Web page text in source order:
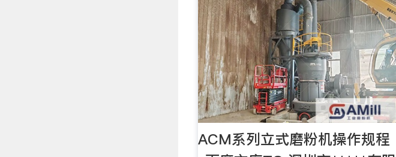
ACM系列立式磨粉机操作规程